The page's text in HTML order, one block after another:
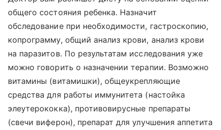
общего состояния ребенка. Назначит
обследование при необходимости, гастроскопию,
копрограмму, общий анализ крови, анализ крови
на паразитов. По результатам исследования уже
можно говорить о назначении терапии. Возможно
витамины (витамишки), общеукрепляющие
средства для работы иммунитета (настойка
элеутерококка), противовирусные препараты
(свечи виферон), препарат для улучшения аппетита